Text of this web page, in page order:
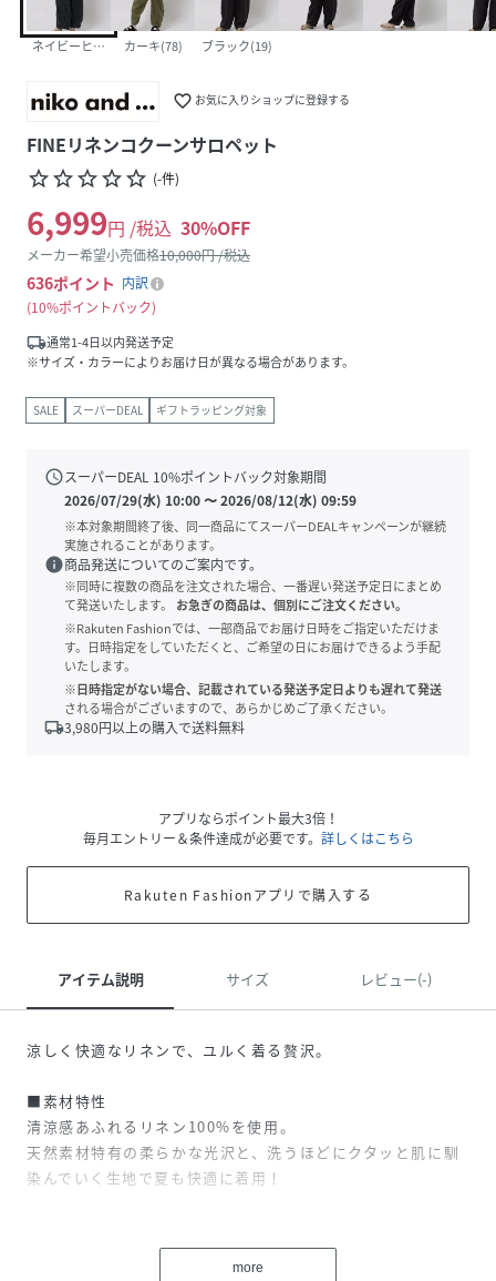
ネイビーヒッコリー(88)
カーキ(78) ブラック(19)
favorite_border お気に入りショップに登録する
FINEリネンコクーンサロペット
star_borderstar_borderstar_borderstar_borderstar_border (-件)
6,999円 /税込 30%OFF
メーカー希望小売価格10,000円 /税込
636ポイント 内訳
10%ポイントバック
local_shipping通常1-4日以内発送予定
※サイズ・カラーによりお届け日が異なる場合があります。
SALE スーパーDEAL ギフトラッピング対象
scheduleスーパーDEAL 10%ポイントバック対象期間
2026/07/29(水) 10:00〜2026/08/12(水) 09:59
※本対象期間終了後、同一商品にてスーパーDEALキャンペーンが継続
実施されることがあります。
info商品発送についてのご案内です。
※同時に複数の商品を注文された場合、一番遅い発送予定日にまとめ
て発送いたします。
お急ぎの商品は、個別にご注文ください。
※Rakuten Fashionでは、一部商品でお届け日時をご指定いただけま
す。日時指定をしていただくと、ご希望の日にお届けできるよう手配
いたします。
※日時指定がない場合、記載されている発送予定日よりも遅れて発送
される場合がございますので、あらかじめご了承ください。
local_shipping3,980円以上の購入で送料無料
アプリならポイント最大3倍！
毎月エントリー＆条件達成が必要です。 詳しくはこちら
Rakuten Fashionアプリで購入する
アイテム説明 サイズ レビュー(-)
涼しく快適なリネンで、ユルく着る贅沢。
■素材特性
清涼感あふれるリネン100%を使用。
天然素材特有の柔らかな光沢と、洗うほどにクタッと肌に馴
染んでいく生地で夏も快適に着用！
ずるっとしたコクーン型のボリューム感が主役！
more